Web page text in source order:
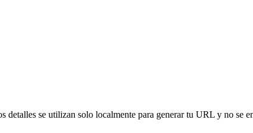
se utilizan solo localmente para generar tu URL y no se